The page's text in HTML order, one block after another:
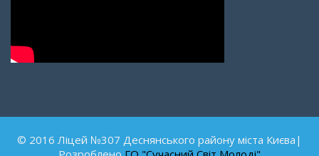
© 2016 Ліцей №307 Деснянського району міста Києва|